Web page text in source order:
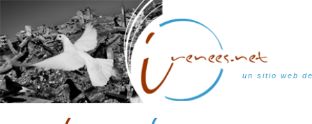
un sitio web